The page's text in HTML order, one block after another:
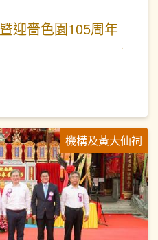
迎嗇色園105周年
機構及黃大仙祠